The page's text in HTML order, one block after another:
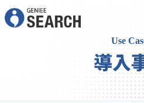
Use
導入